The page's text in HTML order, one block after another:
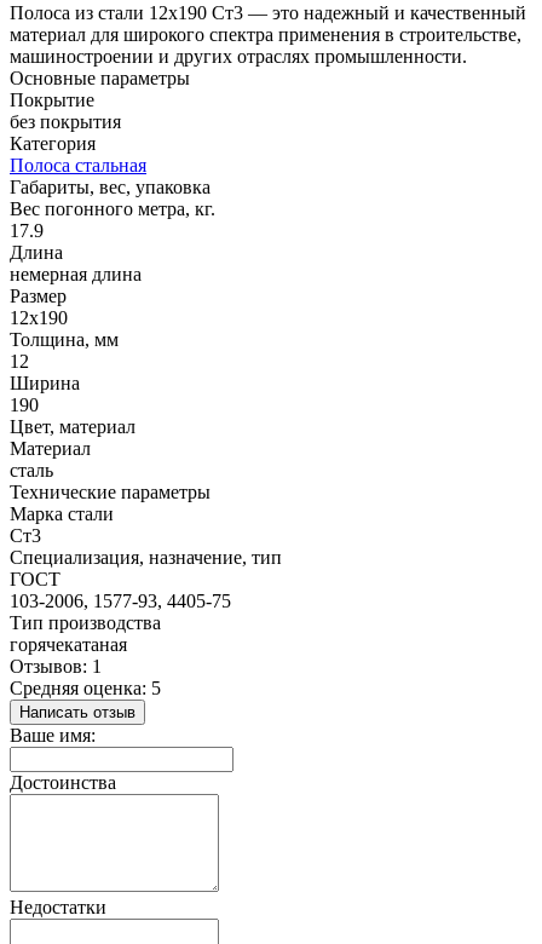
Полоса из стали 12х190 Ст3 — это надежный и качественный
материал для широкого спектра применения в строительстве,
машиностроении и других отраслях промышленности.
Основные параметры
Покрытие
без покрытия
Категория
Полоса стальная
Габариты, вес, упаковка
Вес погонного метра, кг.
17.9
Длина
немерная длина
Размер
12х190
Толщина, мм
12
Ширина
190
Цвет, материал
Материал
сталь
Технические параметры
Марка стали
Ст3
Специализация, назначение, тип
ГОСТ
103-2006, 1577-93, 4405-75
Тип производства
горячекатаная
Отзывов: 1
Средняя оценка: 5
Написать отзыв
Ваше имя:
Достоинства
Недостатки